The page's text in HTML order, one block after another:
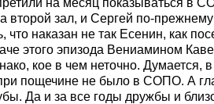
на месяц показываться в
второй зал, и Сергей по-
что наказан не так Есенин, как
этого эпизода Вениамином
кое в чем неточно. Думается,
пощечине не было в СОПО. А
Да и за все годы дружбы и